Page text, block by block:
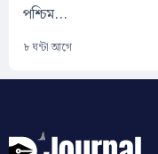
পশ্চিম...
৮ ঘন্টা আগে